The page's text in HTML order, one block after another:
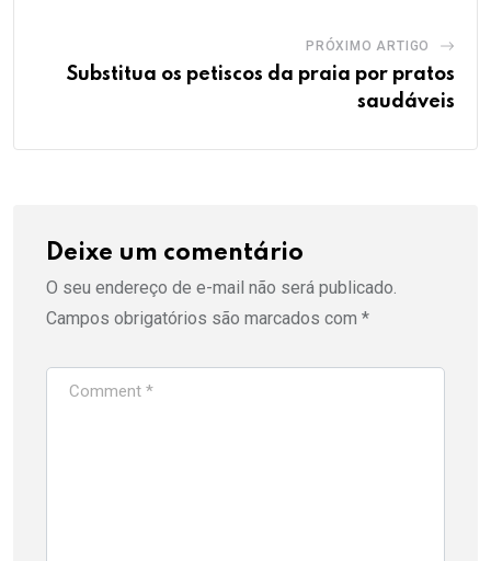
PRÓXIMO ARTIGO
Substitua os petiscos da praia por pratos
saudáveis
Deixe um comentário
O seu endereço de e-mail não será publicado.
Campos obrigatórios são marcados com *